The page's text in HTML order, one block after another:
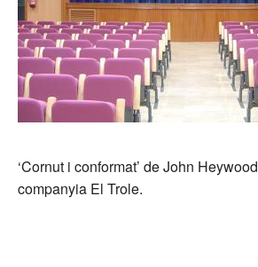
‘Cornut i conformat’ de John
companyia El Trole.